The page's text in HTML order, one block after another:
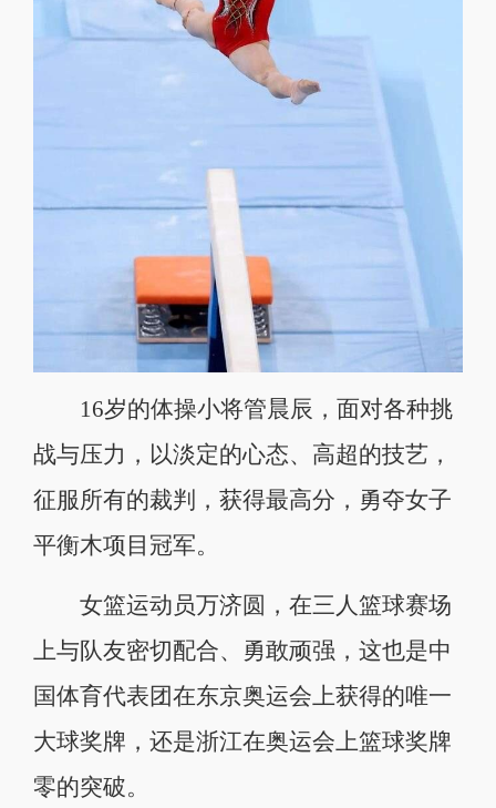
16岁的体操小将管晨辰，面对各种挑
战与压力，以淡定的心态、高超的技艺，
征服所有的裁判，获得最高分，勇夺女子
平衡木项目冠军。
女篮运动员万济圆，在三人篮球赛场
上与队友密切配合、勇敢顽强，这也是中
国体育代表团在东京奥运会上获得的唯一
大球奖牌，还是浙江在奥运会上篮球奖牌
零的突破。